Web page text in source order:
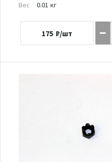
Вес
0.01 кг
175 ₽/шт